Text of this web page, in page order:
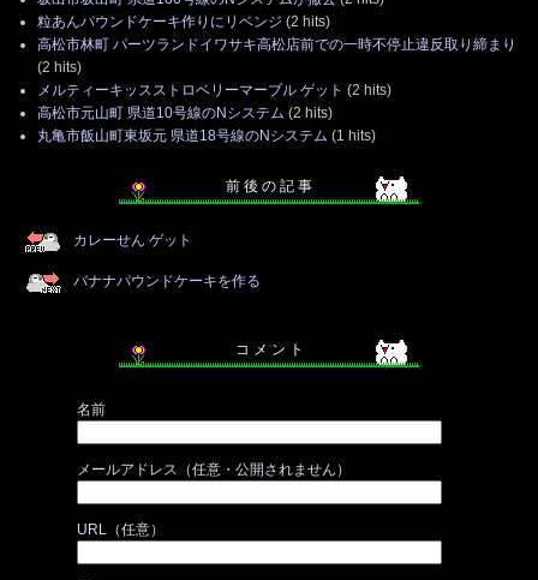
粒あんパウンドケーキ作りにリベンジ (2 hits)
高松市林町 パーツランドイワサキ高松店前での一時不停止違反取り締まり
(2 hits)
メルティーキッスストロベリーマーブル ゲット (2 hits)
高松市元山町 県道10号線のNシステム (2 hits)
丸亀市飯山町東坂元 県道18号線のNシステム (1 hits)
前 後 の 記 事
カレーせん ゲット
バナナパウンドケーキを作る
コ メ ン ト
名前
メールアドレス（任意・公開されません）
URL（任意）